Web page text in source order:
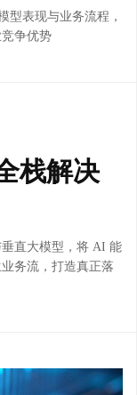
型表现与业务流程，
争优势
栈解决
直大模型，将 AI 能
务流，打造真正落